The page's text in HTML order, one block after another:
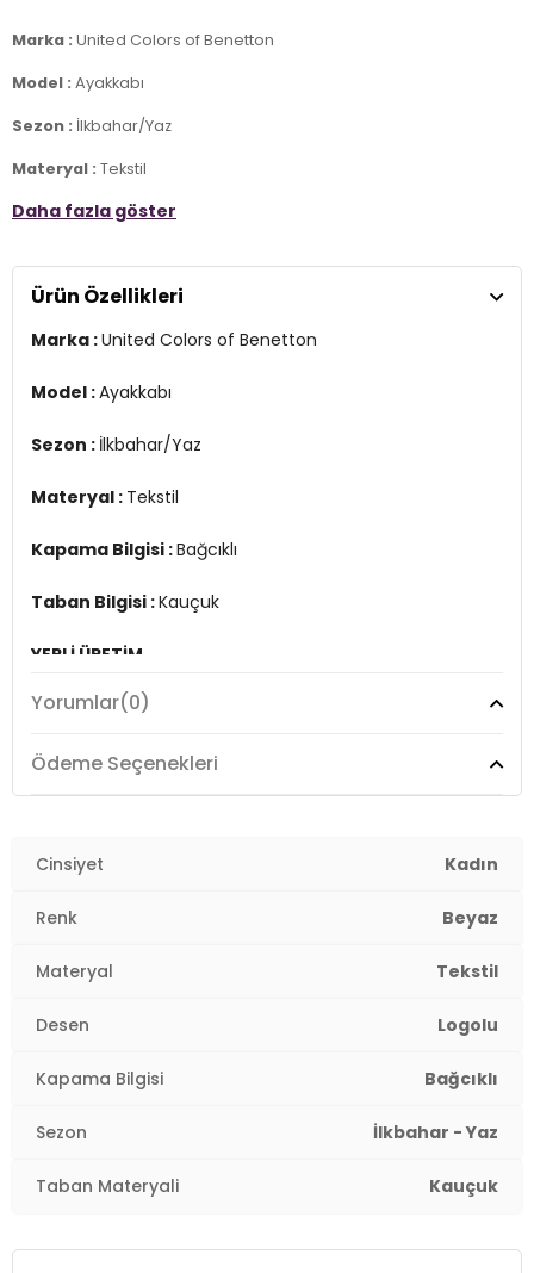
Marka : United Colors of Benetton
Model : Ayakkabı
Sezon : İlkbahar/Yaz
Materyal : Tekstil
Kapama Bilgisi :Bağcıklı
YERLİ ÜRETİM
Daha fazla göster
Ürün Özellikleri
Marka :United Colors of Benetton
Model :Ayakkabı
Sezon : İlkbahar/Yaz
Materyal : Tekstil
Kapama Bilgisi :Bağcıklı
Taban Bilgisi :Kauçuk
YERLİ ÜRETİM
Yorumlar(0)
Ödeme Seçenekleri
Cinsiyet Kadın
Renk Beyaz
Materyal Tekstil
Desen Logolu
Kapama Bilgisi Bağcıklı
Sezon İlkbahar - Yaz
Taban Materyali Kauçuk